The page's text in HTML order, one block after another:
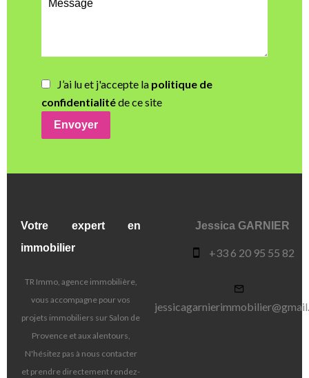
J’ai lu et j'accepte la politique de
confidentialitéde ce site
Envoyer
Votre expert en
immobilier
TR Immo, agence immobilière,
vous accompagne pour vos
projets immobiliers sur Salon de
Provence et aux alentours,
N'hésitez pas à nous contacter
et prendre directement rendez-
Jessica GARNIER
+33 6 20 95 55 82